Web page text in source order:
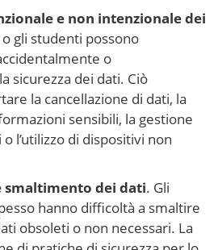
e non intenzionale dei
gli studenti possono
o
sicurezza dei dati. Ciò
la cancellazione di dati, la
sensibili, la gestione
l’utilizzo di dispositivi non
smaltimento dei dati. Gli
hanno difficoltà a smaltire
obsoleti o non necessari. La